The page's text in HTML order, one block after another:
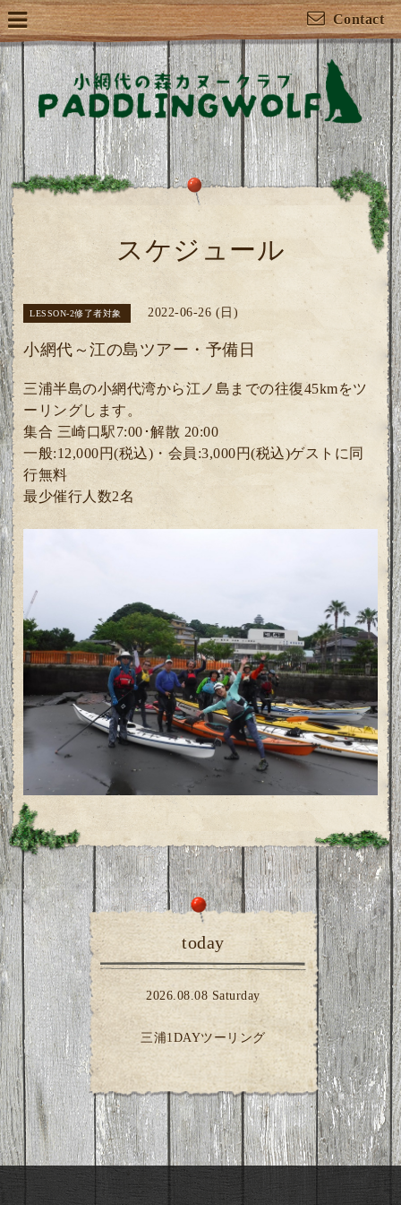
Contact
スケジュール
LESSON-2修了者対象 2022-06-26 (日)
小網代～江の島ツアー・予備日
三浦半島の小網代湾から江ノ島までの往復45kmをツ
ーリングします。
集合 三崎口駅7:00･解散 20:00
一般:12,000円(税込)・ 会員:3,000円(税込)ゲスト に同
行無料
最少催行人数2名
today
2026.08.08 Saturday
三浦1DAYツーリング